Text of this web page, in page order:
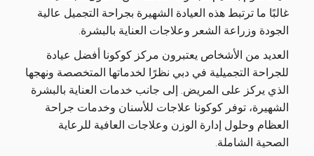
غالبًا ما ترتبط هذه العيادة الشهيرة بجراحة التجميل عالية
الجودة وزراعة الشعر وعلاجات العناية بالبشرة.
العديد من الأشخاص يعتبرون مركز كوكونا أفضل عيادة
للجراحة التجميلية في دبي نظرًا لخدماتها المتخصصة ونهجها
الذي يركز على المريض. إلى جانب خدمات العناية بالبشرة
الشهيرة، توفر كوكونا علاجات للأسنان وخدمات جراحة
العظام وحلول إدارة الوزن وعلاجات العافية للرعاية
الصحية الشاملة.